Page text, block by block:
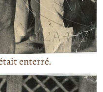
enterré.